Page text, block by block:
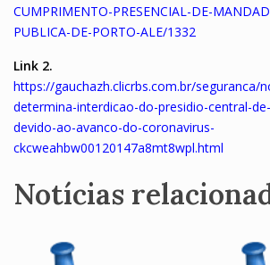
CUMPRIMENTO-PRESENCIAL-DE-
PUBLICA-DE-PORTO-ALE/1332
Link 2.
https://gauchazh.clicrbs.com.br/seguranca/
determina-interdicao-do-presidio-central-
devido-ao-avanco-do-coronavirus-
ckcweahbw00120147a8mt8wpl.html
Notícias